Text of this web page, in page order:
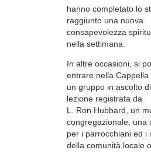
hanno completato lo
raggiunto una nuova
consapevolezza
nella settimana.
In altre occasioni, si
entrare nella
un gruppo in ascolto
lezione registrata da
L. Ron Hubbard, un
congregazionale, una
per i parrocchiani ed i
della comunità locale